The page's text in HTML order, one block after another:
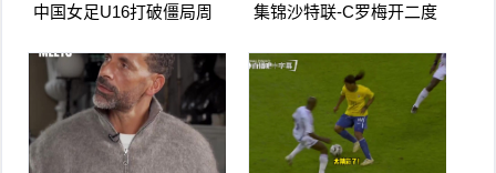
中国女足U16打破僵局周
远角破门
集锦沙特联-C罗梅开二度